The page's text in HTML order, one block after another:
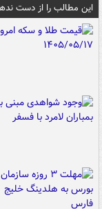
این مطالب را از دست